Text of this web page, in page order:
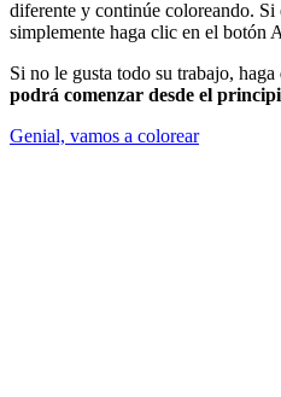
diferente y continúe coloreando. Si
simplemente haga clic en el botón
Si no le gusta todo su trabajo, haga
podrá comenzar desde el
Genial, vamos a colorear